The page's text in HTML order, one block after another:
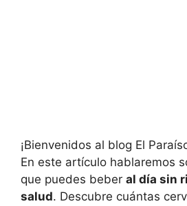
¡Bienvenidos al blog El
En este artículo hablaremos
que puedes beber al día sin
salud. Descubre cuántas